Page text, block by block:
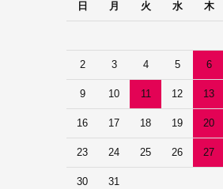
日
月 火 水 木
2 3 4 5 6
9 10 11 12 13
16 17 18 19 20
23 24 25 26 27
30 31